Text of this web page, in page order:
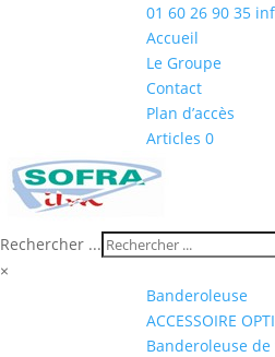
01 60 26 90 35
Accueil
Le Groupe
Contact
Plan d’accès
Articles 0
Rechercher ...
×
Banderoleuse
ACCESSOIRE
Banderoleuse